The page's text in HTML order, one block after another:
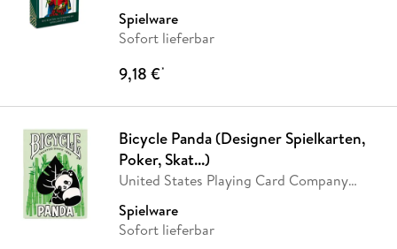
Spielware
Sofort lieferbar
9,18 €*
Bicycle Panda (Designer Spielkarten,
Poker, Skat...)
United States Playing Card Company
Spielware
Sofort lieferbar